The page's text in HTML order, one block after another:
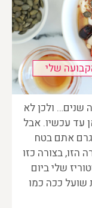
שלי
שנים… ולכן לא
עד עכשיו. אבל
אתם בטח
הזו, בצורה כזו
שלי ביום
ככה כמו